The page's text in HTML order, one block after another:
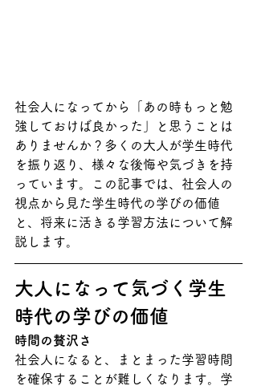
社会人になってから「あの時もっと勉
強しておけば良かった」と思うことは
ありませんか？多くの大人が学生時代
を振り返り、様々な後悔や気づきを持
っています。この記事では、社会人の
視点から見た学生時代の学びの価値
と、将来に活きる学習方法について解
説します。
大人になって気づく学生
時代の学びの価値
時間の贅沢さ
社会人になると、まとまった学習時間
を確保することが難しくなります。学